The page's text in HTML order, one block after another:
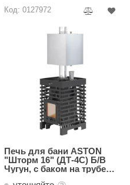
Код: 0127972
Печь для бани ASTON
"Шторм 16" (ДТ-4С) Б/В
Чугун, с баком на трубе